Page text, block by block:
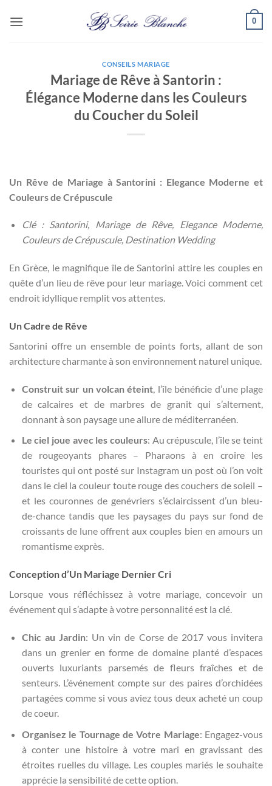
0
CONSEILS MARIAGE
Mariage de Rêve à Santorin :
Élégance Moderne dans les Couleurs
du Coucher du Soleil
Un Rêve de Mariage à Santorini : Elegance Moderne et
Couleurs de Crépuscule
Clé : Santorini, Mariage de Rêve, Elegance Moderne,
Couleurs de Crépuscule, Destination Wedding
En Grèce, le magnifique île de Santorini attire les couples en
quête d’un lieu de rêve pour leur mariage. Voici comment cet
endroit idyllique remplit vos attentes.
Un Cadre de Rêve
Santorini offre un ensemble de points forts, allant de son
architecture charmante à son environnement naturel unique.
Construit sur un volcan éteint , l’île bénéficie d’une plage
de calcaires et de marbres de granit qui s’alternent,
donnant à son paysage une allure de méditerranéen.
Le ciel joue avec les couleurs: Au crépuscule, l’île se teint
de rougeoyants phares – Pharaons à en croire les
touristes qui ont posté sur Instagram un post où l’on voit
dans le ciel la couleur toute rouge des couchers de soleil –
et les couronnes de genévriers s’éclaircissent d’un bleu-
de-chance tandis que les paysages du pays sur fond de
croissants de lune offrent aux couples bien en amours un
romantisme exprès.
Conception d’Un Mariage Dernier Cri
Lorsque vous réfléchissez à votre mariage, concevoir un
événement qui s’adapte à votre personnalité est la clé.
Chic au Jardin: Un vin de Corse de 2017 vous invitera
dans un grenier en forme de domaine planté d’espaces
ouverts luxuriants parsemés de fleurs fraîches et de
senteurs. L’événement compte sur des paires d’orchidées
partagées comme si vous aviez tous deux acheté un coup
de coeur.
Organisez le Tournage de Votre Mariage: Engagez-vous
à conter une histoire à votre mari en gravissant des
étroites ruelles du village. Les couples mariés le souhaite
apprécie la sensibilité de cette option.